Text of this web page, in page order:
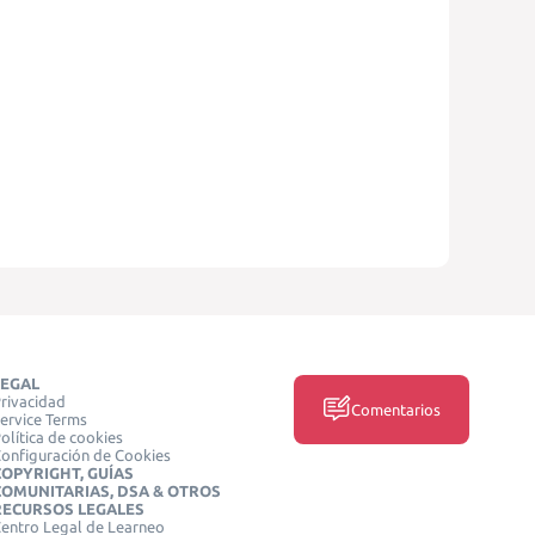
Terms
de cookies
de Cookies
GUÍAS
DSA & OTROS
LEGALES
Legal de Learneo
Comentarios